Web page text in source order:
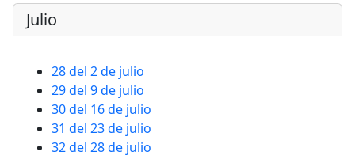
Julio
28 del 2 de julio
29 del 9 de julio
30 del 16 de julio
31 del 23 de julio
32 del 28 de julio